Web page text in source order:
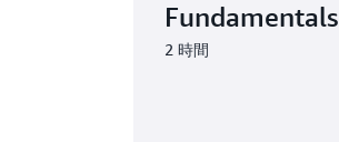
Fundamentals
2 時間